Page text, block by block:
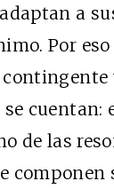
a
Por
cuentan:
de las
componen